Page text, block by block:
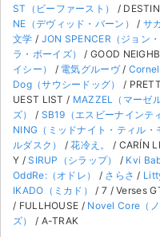
ST（ビーファースト）
/
NE（デヴィッド・バーン）
/ サ
文学 / JON SPENCER（ジョン・
ラ・ボーイズ）
/ GOOD
イシー）
/ 電気グルーヴ/
Dog（サウシードッグ）
/
UEST LIST / MAZZEL（マーゼル
ズ）
/ SB19（エスビーナインテ
NING（ミッドナイト・ティル・
ルダスク）
/花冷え。
/ CARÍN
Y /SIRUP（シラップ） / Kvi
OddRe:（オドレ）
/ さらさ /
IKADO（ミカド）
/ 7 / Verses
/ FULLHOUSE / Novel Core（ノ
ズ）
/ A-TRAK